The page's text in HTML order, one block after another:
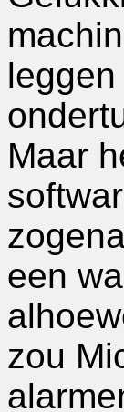
Maar
een
zou